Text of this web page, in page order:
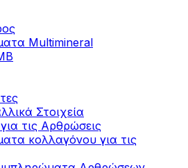
Multimineral
Στοιχεία
τις Αρθρώσεις
κολλαγόνου για τις